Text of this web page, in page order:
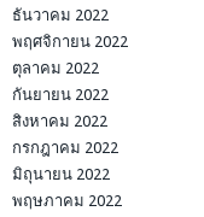
ธันวาคม 2022
พฤศจิกายน 2022
ตุลาคม 2022
กันยายน 2022
สิงหาคม 2022
กรกฎาคม 2022
มิถุนายน 2022
พฤษภาคม 2022